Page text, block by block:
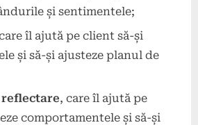
și sentimentele;
îl ajută pe client să-și
și să-și ajusteze planul de
, care îl ajută pe
comportamentele și să-și